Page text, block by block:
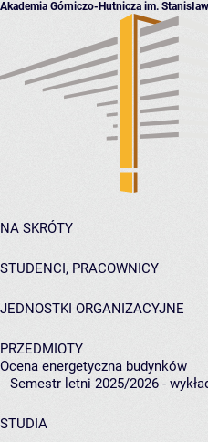
Akademia Górniczo-Hutnicza im.
NA SKRÓTY
STUDENCI, PRACOWNICY
JEDNOSTKI ORGANIZACYJNE
PRZEDMIOTY
Ocena energetyczna budynków
Semestr letni 2025/2026 -
STUDIA